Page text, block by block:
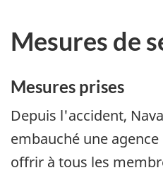
Mesures de
Mesures prises
Depuis l'accident,
embauché une
offrir à tous les